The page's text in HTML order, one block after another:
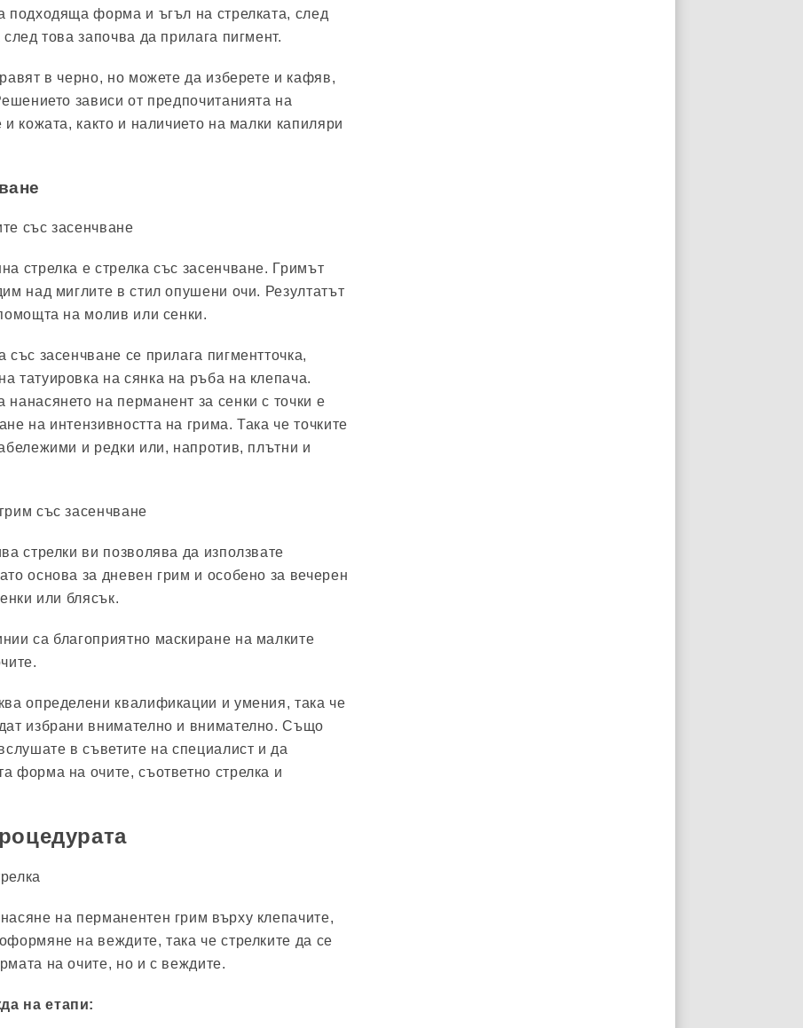
подходяща форма и ъгъл на стрелката, след
това започва да прилага пигмент.
в черно, но можете да изберете и кафяв,
зависи от предпочитанията на
кожата, както и наличието на малки капиляри
със засенчване
стрелка е стрелка със засенчване. Гримът
над миглите в стил опушени очи. Резултатът
на молив или сенки.
със засенчване се прилага пигментточка,
татуировка на сянка на ръба на клепача.
на перманент за сенки с точки е
на интензивността на грима. Така че точките
и редки или, напротив, плътни и
със засенчване
стрелки ви позволява да използвате
основа за дневен грим и особено за вечерен
или блясък.
са благоприятно маскиране на малките
определени квалификации и умения, така че
избрани внимателно и внимателно. Също
в съветите на специалист и да
форма на очите, съответно стрелка и
на перманентен грим върху клепачите,
на веждите, така че стрелките да се
на очите, но и с веждите.
на етапи: